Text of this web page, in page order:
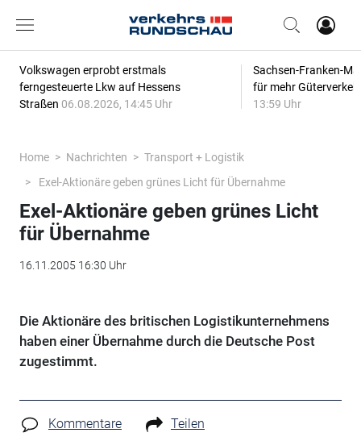
Volkswagen erprobt erstmals
ferngesteuerte Lkw auf Hessens
Straßen 06.08.2026, 14:45 Uhr
Sachsen-Franken-
für mehr
13:59 Uhr
Home Nachrichten
Transport + Logistik
Exel-Aktionäre geben grünes Licht für Übernahme
Exel-Aktionäre geben grünes Licht
für Übernahme
16.11.2005 16:30 Uhr
Die Aktionäre des britischen Logistikunternehmens
haben einer Übernahme durch die Deutsche Post
zugestimmt.
Kommentare Teilen